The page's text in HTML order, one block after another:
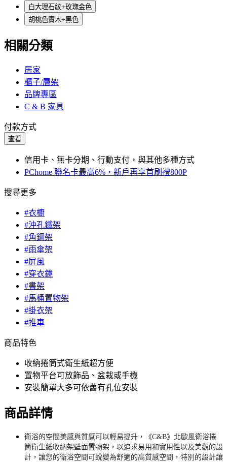
白大理石紋+玫瑰金色
胡桃色實木+黑色
相關分類
居家
櫃子/層架
品牌專區
C & B 家具
付款方式
查看
信用卡、無卡分期、行動支付，與其他多種方式
PChome 聯名卡最高6%，新戶再享首刷禮800P
搜尋更多
#衣櫥
#沖孔鐵架
#角鋼架
#雨傘架
#屏風
#穿衣鏡
#書架
#馬桶置物架
#掛衣架
#推車
商品特色
收納捲筒式衛生紙超方便
置物平台可放飾品、盆栽或手機
安裝簡單大多可依舊有孔位安裝
商品詳情
衛浴的空間美感與質感可以輕易提升，《C&B》北歐風衛浴捲
筒衛生紙收納架壁面置物架，以追求易用和實用性以及美觀的設
計，讓您的衛浴空間可蛻變為舒適的高質感空間，特別的設計讓